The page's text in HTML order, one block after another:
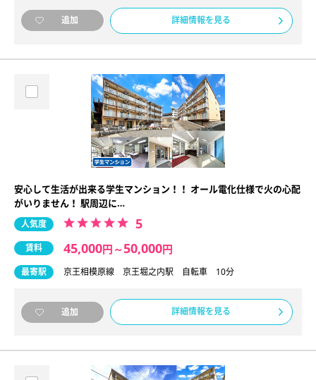
追加 詳細情報を見る
安心して生活が出来る学生マンション！！ オール電化仕様で火の心配
がいりません！ 駅周辺に…
人気度 5
賃料 45,000円 ～50,000円
最寄駅 京王相模原線 京王堀之内駅 自転車 10分
追加 詳細情報を見る